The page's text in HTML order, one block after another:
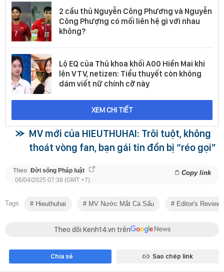
2 cầu thủ Nguyễn Công Phương và Nguyễn
Công Phượng có mối liên hệ gì với nhau
không?
Lộ EQ của Thủ khoa khối A00 Hiền Mai khi
lên VTV, netizen: Tiểu thuyết còn không
dám viết nữ chính cỡ này
XEM CHI TIẾT
MV mới của HIEUTHUHAI: Trôi tuột, không
thoát vòng fan, bạn gái tin đồn bị “réo gọi”
Theo Đời sống Pháp luật Copy link
06/04/2025 07:38 (GMT +7)
Tags Hieuthuhai MV Nước Mắt Cá Sấu Editor's Review
Theo dõi Kenh14.vn trên
Chia sẻ Sao chép link